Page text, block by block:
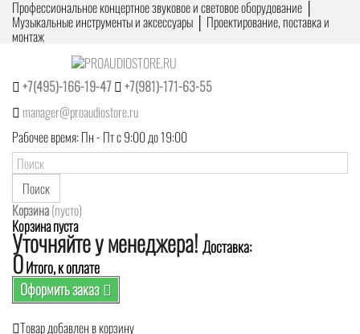
Профессиональное концертное звуковое и световое оборудование │
Музыкальные инструменты и аксессуары │ Проектирование, поставка и
монтаж
+7(495)-166-19-47
+7(981)-171-63-55
manager@proaudiostore.ru
Рабочее время: Пн - Пт с 9:00 до 19:00
Поиск
Корзина(пусто)
Корзина пуста
Уточняйте у менеджера! Доставка:
0Итого, к оплате
Оформить заказ
Товар добавлен в корзину